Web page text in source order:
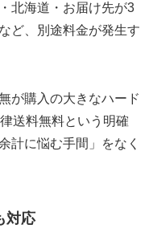
北海道・お届け先が3
ど、別途料金が発生す
が購入の大きなハード
送料無料という明確
計に悩む手間」をなく
対応